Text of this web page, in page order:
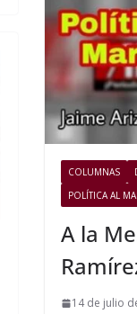
COLUMNAS
POLÍTICA AL
A la
14 de julio